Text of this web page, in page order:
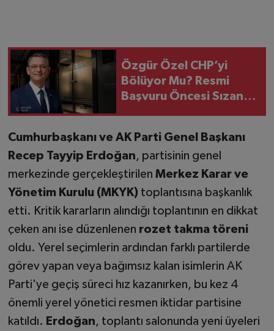
Özgür Özel CHP’yi
Bölüyor Mu? Resmi
Başvuru Öncesi Sızan
Cumhurbaşkanı ve AK Parti Genel Başkanı
Recep Tayyip Erdoğan, partisinin genel
merkezinde gerçekleştirilen Merkez Karar ve
Yönetim Kurulu (MKYK) toplantısına başkanlık
etti. Kritik kararların alındığı toplantının en dikkat
çeken anı ise düzenlenen rozet takma töreni
oldu. Yerel seçimlerin ardından farklı partilerde
görev yapan veya bağımsız kalan isimlerin AK
Parti'ye geçiş süreci hız kazanırken, bu kez 4
önemli yerel yönetici resmen iktidar partisine
katıldı. Erdoğan, toplantı salonunda yeni üyeleri